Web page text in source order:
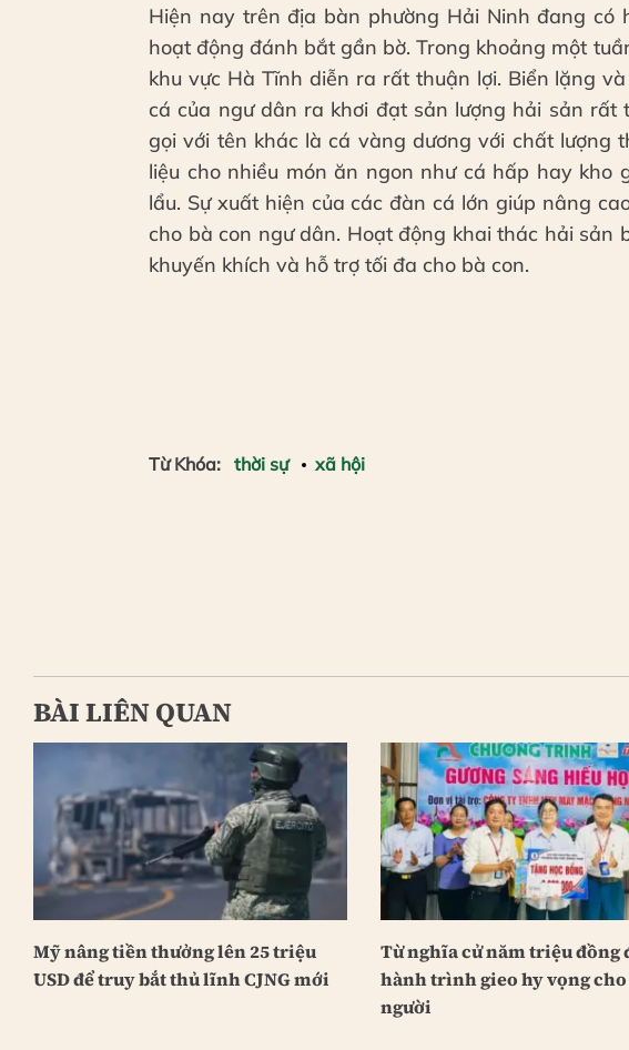
Hiện nay trên địa bàn phường Hải Ninh đang có
hoạt động đánh bắt gần bờ. Trong khoảng một
khu vực Hà Tĩnh diễn ra rất thuận lợi. Biển lặng
cá của ngư dân ra khơi đạt sản lượng hải sản rất
gọi với tên khác là cá vàng dương với chất lượng
liệu cho nhiều món ăn ngon như cá hấp hay kho
lẩu. Sự xuất hiện của các đàn cá lớn giúp nâng
cho bà con ngư dân. Hoạt động khai thác hải sản
khuyến khích và hỗ trợ tối đa cho bà con.
Từ Khóa: thời sự xã hội
BÀI LIÊN QUAN
Mỹ nâng tiền thưởng lên 25 triệu
USD để truy bắt thủ lĩnh CJNG mới
Từ nghĩa cử năm triệu đồng
hành trình gieo hy vọng cho
người